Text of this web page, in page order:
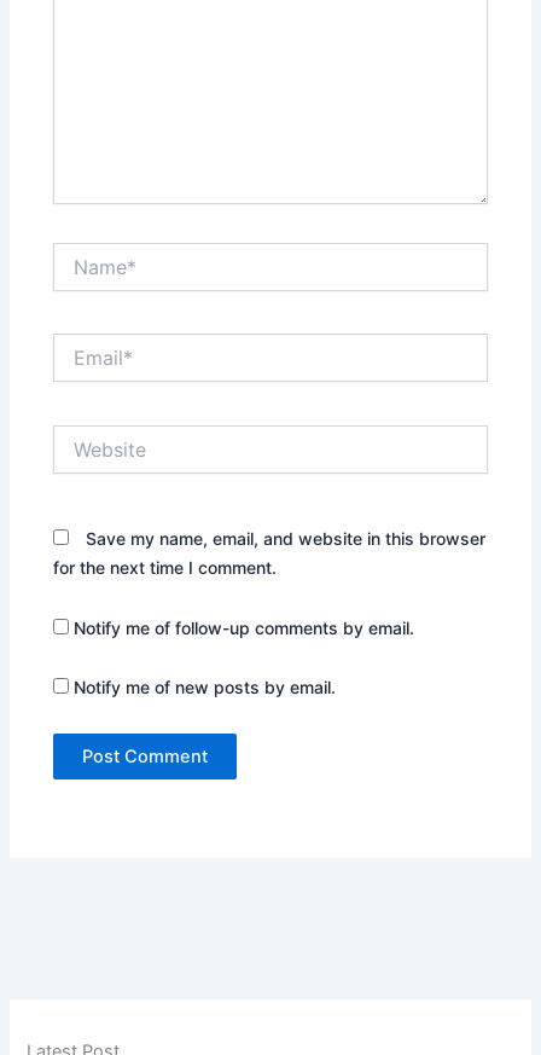
Save my name, email, and website in this browser
for the next time I comment.
Notify me of follow-up comments by email.
Notify me of new posts by email.